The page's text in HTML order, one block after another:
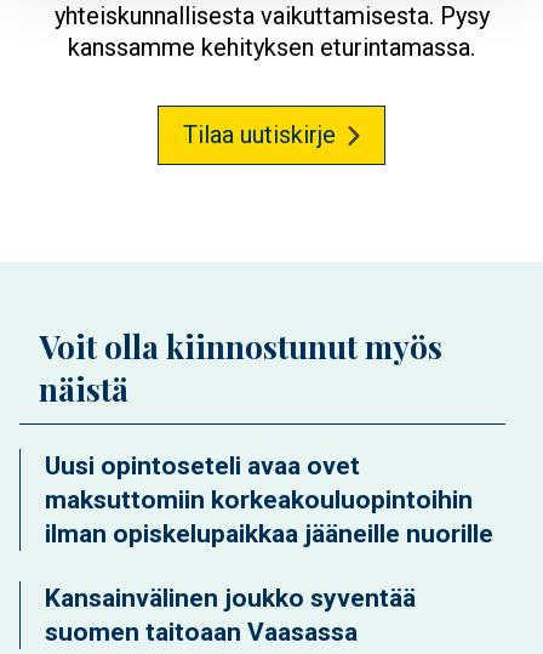
yhteiskunnallisesta vaikuttamisesta. Pysy
kanssamme kehityksen eturintamassa.
Tilaa uutiskirje
Voit olla kiinnostunut myös
näistä
Uusi opintoseteli avaa ovet
maksuttomiin korkeakouluopintoihin
ilman opiskelupaikkaa jääneille nuorille
Kansainvälinen joukko syventää
suomen taitoaan Vaasassa